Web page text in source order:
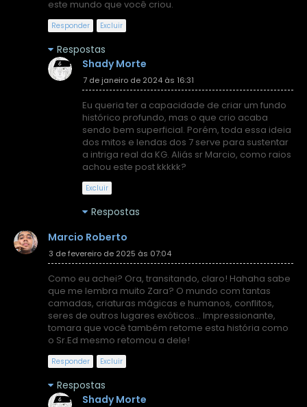
este mundo que você criou.
Responder Excluir
Respostas
Shady Morte
7 de janeiro de 2024 às 16:31
Eu queria ter a capacidade de criar um fundo
histórico profundo, mas o que crio acaba
sendo bem superficial. Porém, toda essa ideia
dos mitos e lendas dos 7 serve para sustentar
a intriga real da KG. Aliás sr Marcio, como raios
achou este post kkkkk?
Excluir
Respostas
Marcio Roberto
3 de fevereiro de 2025 às 07:04
Como eu achei? Ora, transitando, claro! Hahaha sabe
que me lembra muito Zara? O mundo com tantas
camadas, criaturas mágicas e humanos, conflitos,
seres de outros lugares exóticos... Impressionante,
tomara que você também retome esta história como
o Sr.Ed mesmo retomou a dele!
Responder Excluir
Respostas
Shady Morte